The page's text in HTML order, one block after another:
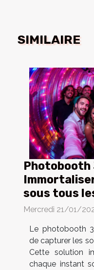
SIMILAIRE
Photobooth
sous tous
Mercredi 21/01/
Le photobooth
de capturer les
Cette solution
chaque instant